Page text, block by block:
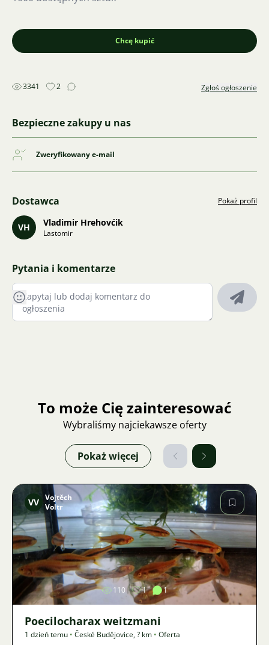
Chcę kupić
3341 2 Zgłoś ogłoszenie
Bezpieczne zakupy u nas
Zweryfikowany e-mail
Dostawca Pokaż profil
VH Vladimir Hrehovćik
Lastomir
Pytania i komentarze
To może Cię zainteresować
Wybraliśmy najciekawsze oferty
Pokaż więcej
Zdjęcie
VV Vojtěch
Voltr
110 1 1
Poecilocharax weitzmani
1 dzień temu • České Budějovice,? km • Oferta